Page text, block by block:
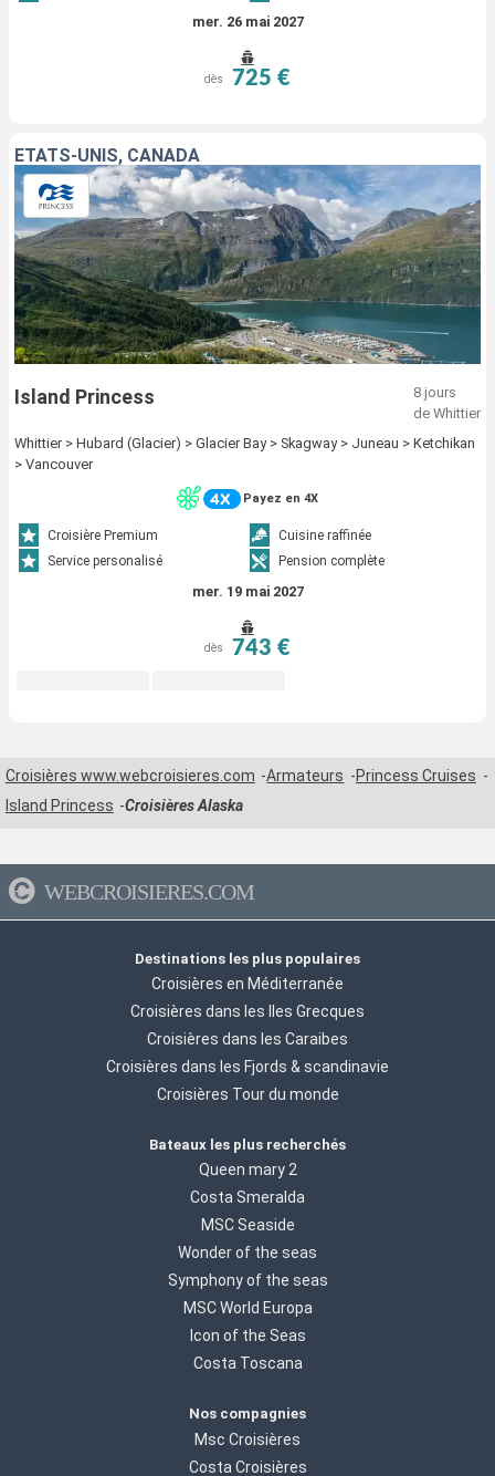
mer. 26 mai 2027
dès 725 €
ÉTATS-UNIS, CANADA
Island Princess
8 jours
de Whittier
Whittier > Hubard (Glacier) > Glacier Bay > Skagway > Juneau > Ketchikan
> Vancouver
Payez en 4X
Croisière Premium
Cuisine raffinée
Service personalisé
Pension complète
mer. 19 mai 2027
dès 743 €
Croisières www.webcroisieres.com Armateurs
Princess Cruises
Island Princess
Croisières Alaska
WEBCROISIERES.COM
Destinations les plus populaires
Croisières en Méditerranée
Croisières dans les Iles Grecques
Croisières dans les Caraibes
Croisières dans les Fjords & scandinavie
Croisières Tour du monde
Bateaux les plus recherchés
Queen mary 2
Costa Smeralda
MSC Seaside
Wonder of the seas
Symphony of the seas
MSC World Europa
Icon of the Seas
Costa Toscana
Nos compagnies
Msc Croisières
Costa Croisières